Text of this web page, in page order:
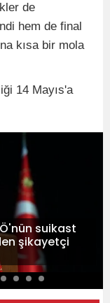
de
hem de final
kısa bir mola
14 Mayıs'a
suikast
şikayetçi